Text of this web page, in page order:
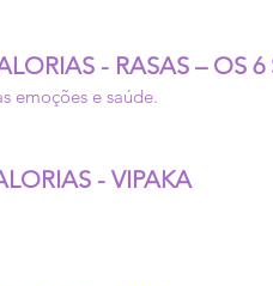
- RASAS – OS 6
emoções e saúde.
- VIPAKA